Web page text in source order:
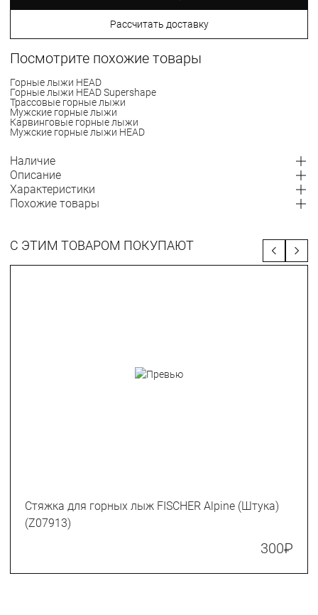
Рассчитать доставку
Посмотрите похожие товары
Горные лыжи HEAD
Горные лыжи HEAD Supershape
Трассовые горные лыжи
Мужские горные лыжи
Карвинговые горные лыжи
Мужские горные лыжи HEAD
Наличие
Описание
Характеристики
Похожие товары
С ЭТИМ ТОВАРОМ ПОКУПАЮТ
Стяжка для горных лыж FISCHER Alpine (Штука)
(Z07913)
300₽